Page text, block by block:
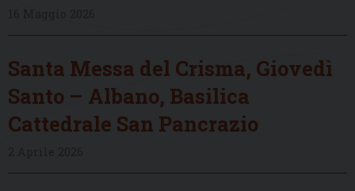
Santa Messa del Crisma, Giovedì
Santo – Albano, Basilica
Cattedrale San Pancrazio